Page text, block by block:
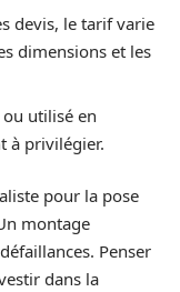
devis, le tarif varie
dimensions et les
utilisé en
à privilégier.
pour la pose
montage
Penser
dans la